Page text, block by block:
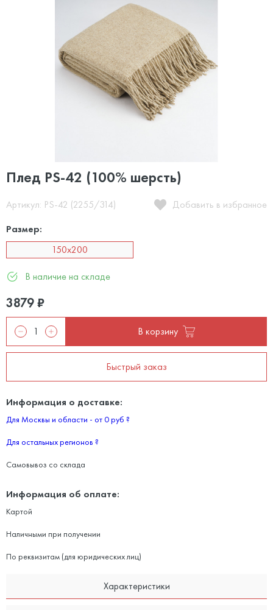
Плед PS-42 (100% шерсть)
Артикул: PS-42 (2255/314)
Добавить в избранное
Размер:
150x200
В наличие на складе
3879₽
В корзину
Быстрый заказ
Информация о доставке:
Для Москвы и области - от 0 руб ?
Для остальных регионов ?
Самовывоз со склада
Информация об оплате:
Картой
Наличными при получении
По реквизитам (для юридических лиц)
Характеристики